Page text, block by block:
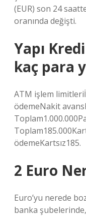
(EUR) son 24
oranında değişti.
Yapı
kaç para
ATM işlem
ödemeNakit
ödemeKartsız185.
2 Euro
Euro’yu nerede
banka